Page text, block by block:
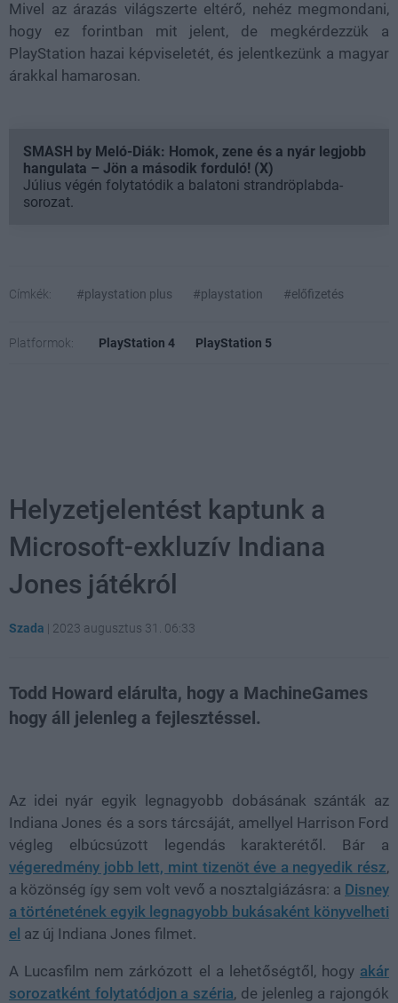
Mivel az árazás világszerte eltérő, nehéz megmondani,
hogy ez forintban mit jelent, de megkérdezzük a
PlayStation hazai képviseletét, és jelentkezünk a magyar
árakkal hamarosan.
SMASH by Meló-Diák: Homok, zene és a nyár legjobb
hangulata – Jön a második forduló! (X)
Július végén folytatódik a balatoni strandröplabda-
sorozat.
Címkék: #playstation plus #playstation #előfizetés
Platformok: PlayStation 4 PlayStation 5
Helyzetjelentést kaptunk a
Microsoft-exkluzív Indiana
Jones játékról
Szada | 2023 augusztus 31. 06:33
Todd Howard elárulta, hogy a MachineGames
hogy áll jelenleg a fejlesztéssel.
Az idei nyár egyik legnagyobb dobásának szánták az
Indiana Jones és a sors tárcsáját, amellyel Harrison Ford
végleg elbúcsúzott legendás karakterétől. Bár a
végeredmény jobb lett, mint tizenöt éve a negyedik rész,
a közönség így sem volt vevő a nosztalgiázásra: a Disney
a történetének egyik legnagyobb bukásaként könyvelheti
el az új Indiana Jones filmet.
A Lucasfilm nem zárkózott el a lehetőségtől, hogy akár
sorozatként folytatódjon a széria, de jelenleg a rajongók